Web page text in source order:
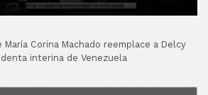
Corina Machado reemplace a Delcy
interina de Venezuela